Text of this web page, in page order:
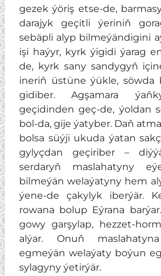
gezek ýöriş etse-de,
darajyk geçitli ýeriniň
sebäpli alyp bilmeýändigini
işi haýyr, kyrk ýigidi ýarag
de, kyrk sany sandygyň
ineriň üstüne ýükle, söwda
gidiber. Agşamara
geçidinden geç-de, ýoldan
bol-da, gije ýatyber. Daň
bolsa süýji ukuda ýatan
gylyçdan geçiriber –
serdaryň maslahatyny
bilmeýän welaýatyny hem
ýene-de çakylyk iberýär.
rowana bolup Eýrana
gowy garşylap, hezzet-
alýar. Onuň
egmeýän welaýaty boýun
sylagyny ýetirýär.